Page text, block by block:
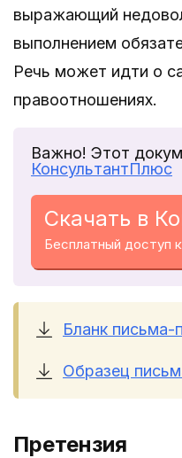
выражающий
выполнением
Речь может идти о
правоотношениях.
Важно! Этот
КонсультантПлюс
Скачать в
Бесплатный доступ
Бланк письма-
Образец
Претензия